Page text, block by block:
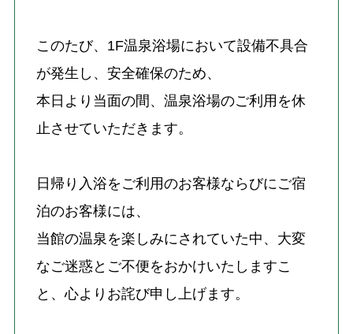
このたび、1F温泉浴場において設備不具合
が発生し、安全確保のため、
本日より当面の間、温泉浴場のご利用を休
止させていただきます。
日帰り入浴をご利用のお客様ならびにご宿
泊のお客様には、
当館の温泉を楽しみにされていた中、大変
なご迷惑とご不便をおかけいたしますこ
と、心よりお詫び申し上げます。